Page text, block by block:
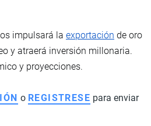
impulsará la exportación de oro
y atraerá inversión millonaria.
y proyecciones.
o REGISTRESE para enviar